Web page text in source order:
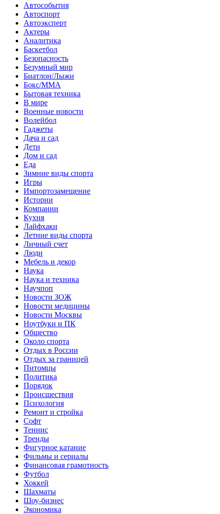
Автособытия
Автоспорт
Автоэксперт
Актеры
Аналитика
Баскетбол
Безопасность
Безумный мир
Биатлон/Лыжи
Бокс/MMA
Бытовая техника
В мире
Военные новости
Волейбол
Гаджеты
Дача и сад
Дети
Дом и сад
Еда
Зимние виды спорта
Игры
Импортозамещение
Истории
Компании
Кухня
Лайфхаки
Летние виды спорта
Личный счет
Люди
Мебель и декор
Наука
Наука и техника
Научпоп
Новости ЗОЖ
Новости медицины
Новости Москвы
Ноутбуки и ПК
Общество
Около спорта
Отдых в России
Отдых за границей
Питомцы
Политика
Порядок
Происшествия
Психология
Ремонт и стройка
Софт
Теннис
Тренды
Фигурное катание
Фильмы и сериалы
Финансовая грамотность
Футбол
Хоккей
Шахматы
Шоу-бизнес
Экономика